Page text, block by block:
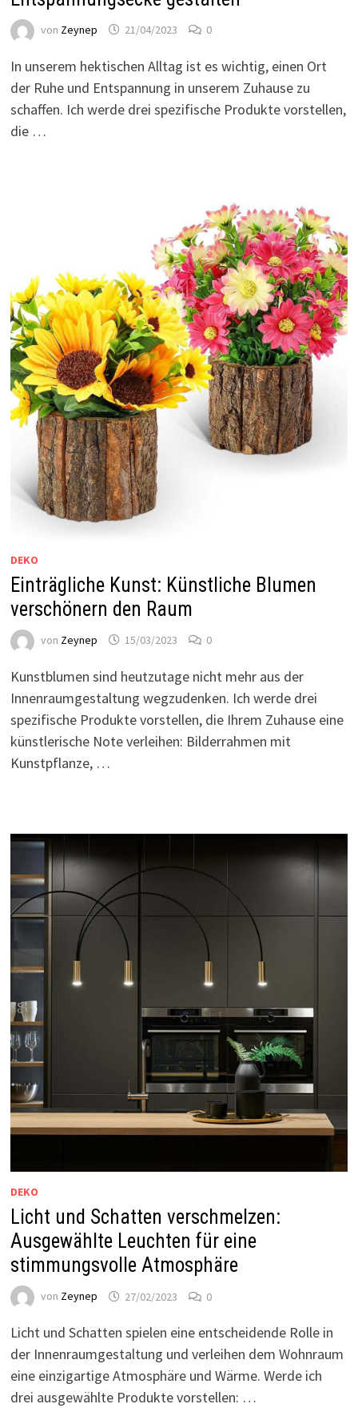
von Zeynep 21/04/2023 0
In unserem hektischen Alltag ist es wichtig, einen Ort
der Ruhe und Entspannung in unserem Zuhause zu
schaffen. Ich werde drei spezifische Produkte vorstellen,
die …
DEKO
Einträgliche Kunst: Künstliche Blumen
verschönern den Raum
von Zeynep 15/03/2023 0
Kunstblumen sind heutzutage nicht mehr aus der
Innenraumgestaltung wegzudenken. Ich werde drei
spezifische Produkte vorstellen, die Ihrem Zuhause eine
künstlerische Note verleihen: Bilderrahmen mit
Kunstpflanze, …
DEKO
Licht und Schatten verschmelzen:
Ausgewählte Leuchten für eine
stimmungsvolle Atmosphäre
von Zeynep 27/02/2023 0
Licht und Schatten spielen eine entscheidende Rolle in
der Innenraumgestaltung und verleihen dem Wohnraum
eine einzigartige Atmosphäre und Wärme. Werde ich
drei ausgewählte Produkte vorstellen: …